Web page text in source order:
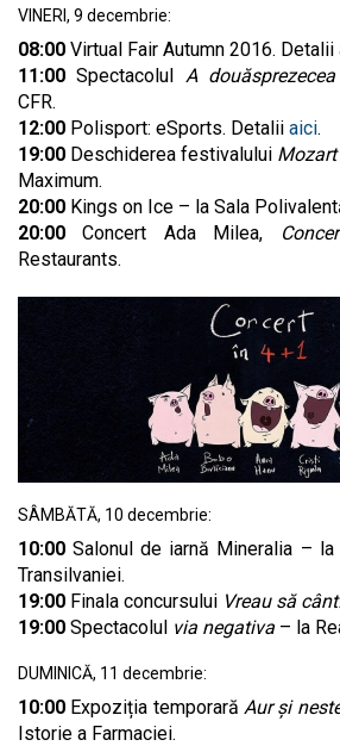
VINERI, 9 decembrie:
08:00 Virtual Fair Autumn 2016. Detalii
11:00Spectacolul A
CFR.
12:00 Polisport: eSports. Detalii aici.
19:00 Deschiderea festivalului Mozart
Maximum.
20:00 Kings on Ice – la Sala
20:00 Concert Ada Milea,
Restaurants.
SÂMBĂTĂ, 10 decembrie:
10:00 Salonul de iarnă Mineralia –
Transilvaniei.
19:00 Finala concursului Vreau să
19:00 Spectacolul via negativa – la
DUMINICĂ, 11 decembrie:
10:00 Expoziția temporară Aur şi
Istorie a Farmaciei.